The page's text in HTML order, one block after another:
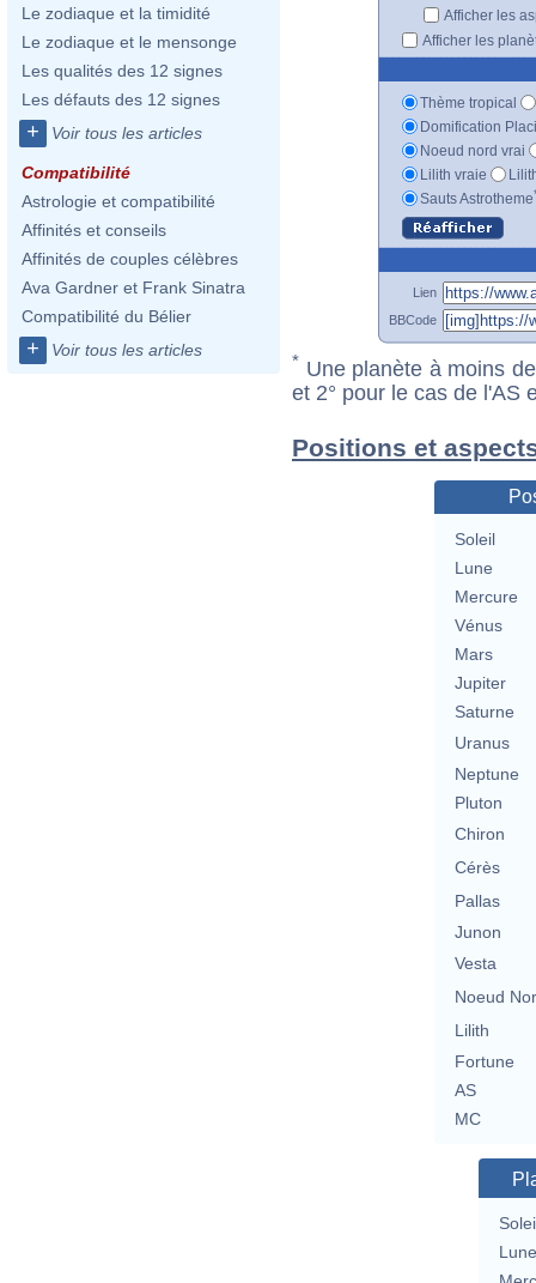
Le zodiaque et la timidité
Le zodiaque et le mensonge
Les qualités des 12 signes
Les défauts des 12 signes
+ Voir tous les articles
Compatibilité
Astrologie et compatibilité
Affinités et conseils
Affinités de couples célèbres
Ava Gardner et Frank Sinatra
Compatibilité du Bélier
+ Voir tous les articles
Afficher les
Afficher les
Thème tropical
Domification
Noeud nord vrai
Lilith vraie
Sauts Astrotheme
Lien
BBCode
* Une planète à moins
et 2° pour le cas de l'AS
Positions et
Soleil
Lune
Mercure
Vénus
Mars
Jupiter
Saturne
Uranus
Neptune
Pluton
Chiron
Cérès
Pallas
Junon
Vesta
Noeud
Lilith
Fortune
AS
MC
Lune